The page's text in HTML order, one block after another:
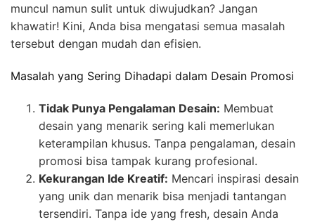
muncul namun sulit untuk diwujudkan? Jangan
khawatir! Kini, Anda bisa mengatasi semua masalah
tersebut dengan mudah dan efisien.
Masalah yang Sering Dihadapi dalam Desain Promosi
Tidak Punya Pengalaman Desain: Membuat
desain yang menarik sering kali memerlukan
keterampilan khusus. Tanpa pengalaman, desain
promosi bisa tampak kurang profesional.
Kekurangan Ide Kreatif: Mencari inspirasi desain
yang unik dan menarik bisa menjadi tantangan
tersendiri. Tanpa ide yang fresh, desain Anda